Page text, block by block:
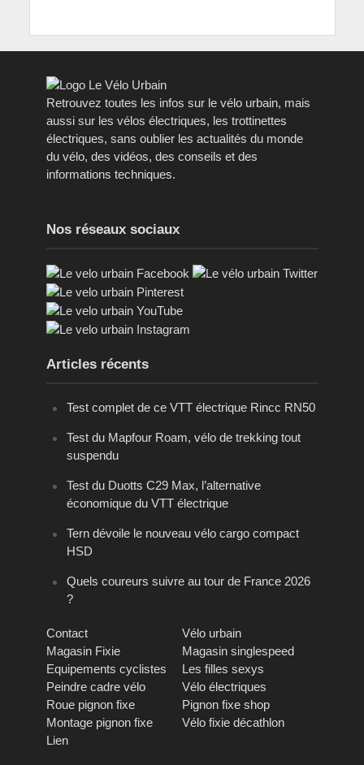
Retrouvez toutes les infos sur le vélo urbain, mais
aussi sur les vélos électriques, les trottinettes
électriques, sans oublier les actualités du monde
du vélo, des vidéos, des conseils et des
informations techniques.
Nos réseaux sociaux
Articles récents
Test complet de ce VTT électrique Rincc RN50
Test du Mapfour Roam, vélo de trekking tout
suspendu
Test du Duotts C29 Max, l’alternative
économique du VTT électrique
Tern dévoile le nouveau vélo cargo compact
HSD
Quels coureurs suivre au tour de France 2026
?
Contact
Vélo urbain
Magasin Fixie
Magasin singlespeed
Equipements cyclistes
Les filles sexys
Peindre cadre vélo
Vélo électriques
Roue pignon fixe
Pignon fixe shop
Montage pignon fixe
Vélo fixie décathlon
Lien